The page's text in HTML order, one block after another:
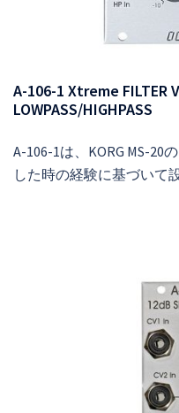
A-106-1 Xtreme FILTER
LOWPASS/HIGHPASS
A-106-1は、KORG MS-20
した時の経験に基づいて